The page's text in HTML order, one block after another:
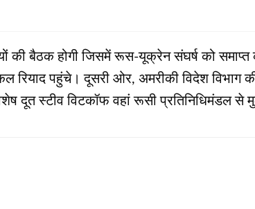
बैठक होगी जिसमें रूस-यूक्रेन संघर्ष को
रियाद पहुंचे। दूसरी ओर, अमरीकी विदेश
दूत स्टीव विटकॉफ वहां रूसी प्रतिनिधिमंडल से